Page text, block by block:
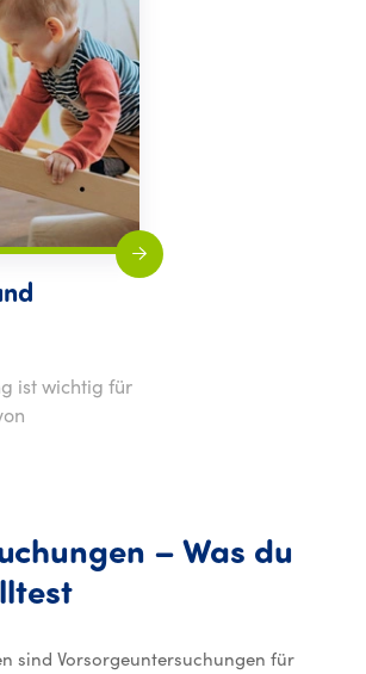
ist wichtig für
– Was du
sind Vorsorgeuntersuchungen für